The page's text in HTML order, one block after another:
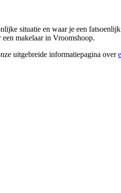
situatie en waar je een
makelaar in Vroomshoop.
uitgebreide informatiepagina over